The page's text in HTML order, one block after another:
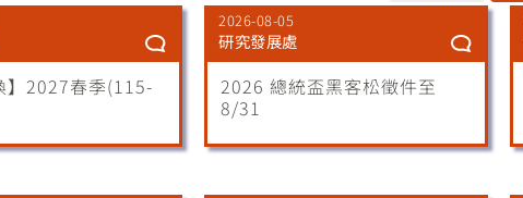
】2027春季(115-
2026-08-05
研究發展處
2026 總統盃黑客松徵件至
8/31